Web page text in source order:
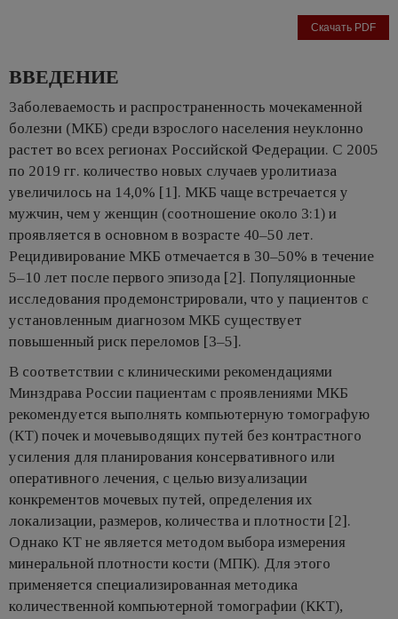
Скачать PDF
ВВЕДЕНИЕ
Заболеваемость и распространенность мочекаменной
болезни (МКБ) среди взрослого населения неуклонно
растет во всех регионах Российской Федерации. С 2005
по 2019 гг. количество новых случаев уролитиаза
увеличилось на 14,0% [1]. МКБ чаще встречается у
мужчин, чем у женщин (соотношение около 3:1) и
проявляется в основном в возрасте 40–50 лет.
Рецидивирование МКБ отмечается в 30–50% в течение
5–10 лет после первого эпизода [2]. Популяционные
исследования продемонстрировали, что у пациентов с
установленным диагнозом МКБ существует
повышенный риск переломов [3–5].
В соответствии с клиническими рекомендациями
Минздрава России пациентам с проявлениями МКБ
рекомендуется выполнять компьютерную томографую
(КТ) почек и мочевыводящих путей без контрастного
усиления для планирования консервативного или
оперативного лечения, с целью визуализации
конкрементов мочевых путей, определения их
локализации, размеров, количества и плотности [2].
Однако КТ не является методом выбора измерения
минеральной плотности кости (МПК). Для этого
применяется специализированная методика
количественной компьютерной томографии (ККТ),